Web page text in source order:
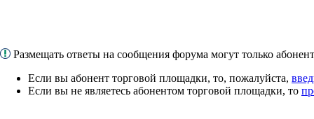
Размещать ответы на сообщения форума могут только
Если вы абонент торговой площадки, то, пожалуйста,
Если вы не являетесь абонентом торговой площадки, то